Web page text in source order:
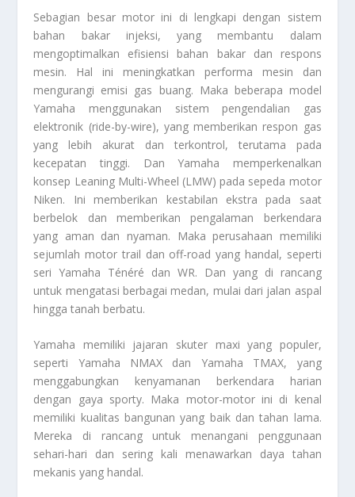
Sebagian besar motor ini di lengkapi dengan sistem
bahan bakar injeksi, yang membantu dalam
mengoptimalkan efisiensi bahan bakar dan respons
mesin. Hal ini meningkatkan performa mesin dan
mengurangi emisi gas buang. Maka beberapa model
Yamaha menggunakan sistem pengendalian gas
elektronik (ride-by-wire), yang memberikan respon gas
yang lebih akurat dan terkontrol, terutama pada
kecepatan tinggi. Dan Yamaha memperkenalkan
konsep Leaning Multi-Wheel (LMW) pada sepeda motor
Niken. Ini memberikan kestabilan ekstra pada saat
berbelok dan memberikan pengalaman berkendara
yang aman dan nyaman. Maka perusahaan memiliki
sejumlah motor trail dan off-road yang handal, seperti
seri Yamaha Ténéré dan WR. Dan yang di rancang
untuk mengatasi berbagai medan, mulai dari jalan aspal
hingga tanah berbatu.
Yamaha memiliki jajaran skuter maxi yang populer,
seperti Yamaha NMAX dan Yamaha TMAX, yang
menggabungkan kenyamanan berkendara harian
dengan gaya sporty. Maka motor-motor ini di kenal
memiliki kualitas bangunan yang baik dan tahan lama.
Mereka di rancang untuk menangani penggunaan
sehari-hari dan sering kali menawarkan daya tahan
mekanis yang handal.